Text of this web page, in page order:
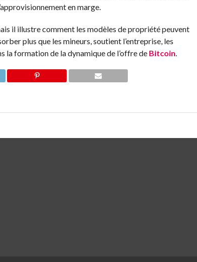
en marge.
il illustre comment les modèles de propriété peuvent
plus que les mineurs, soutient l’entreprise, les
formation de la dynamique de l’offre de Bitcoin.